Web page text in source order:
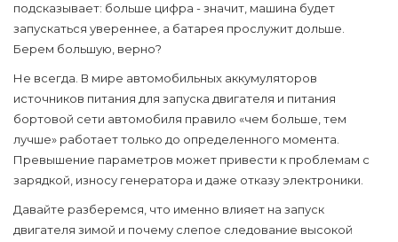
подсказывает: больше цифра - значит, машина будет
запускаться увереннее, а батарея прослужит дольше.
Берем большую, верно?
Не всегда. В мире автомобильных аккумуляторов
источников питания для запуска двигателя и питания
бортовой сети автомобиля правило «чем больше, тем
лучше» работает только до определенного момента.
Превышение параметров может привести к проблемам с
зарядкой, износу генератора и даже отказу электроники.
Давайте разберемся, что именно влияет на запуск
двигателя зимой и почему слепое следование высокой